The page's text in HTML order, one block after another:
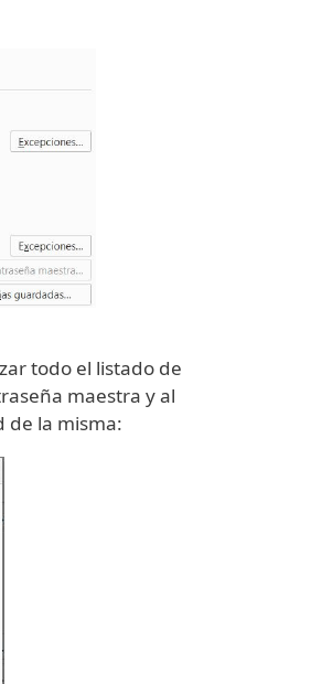
todo el listado de
maestra y al
de la misma: